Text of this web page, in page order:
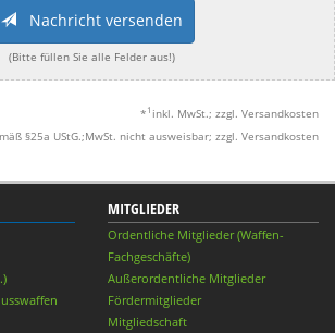
Nachricht versenden
(Bitte füllen Sie alle Felder aus!)
* 1 inkl. MwSt.; zzgl. Versandkosten
§25a UStG.;MwSt. nicht ausweisbar; zzgl. Versandkosten
MITGLIEDER
Ordentliche Mitglieder (Waffen-
Fachgeschäfte)
Außerordentliche Mitglieder
Fördermitglieder
Mitgliedschaft